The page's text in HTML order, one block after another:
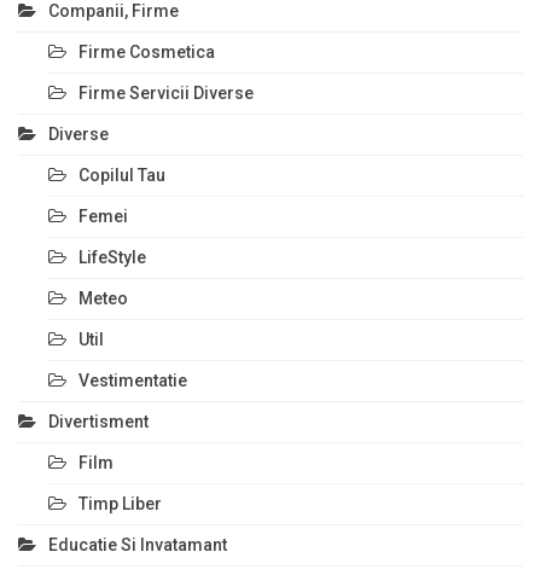
Companii, Firme
Firme Cosmetica
Firme Servicii Diverse
Diverse
Copilul Tau
Femei
LifeStyle
Meteo
Util
Vestimentatie
Divertisment
Film
Timp Liber
Educatie Si Invatamant